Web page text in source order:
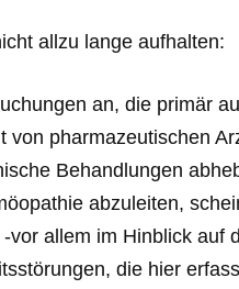
allzu lange aufhalten:
an, die primär
von pharmazeutischen
Behandlungen
abzuleiten,
vor allem im Hinblick auf
die hier